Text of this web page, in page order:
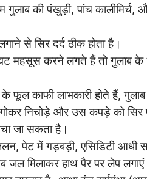
गुलाब की पंखुड़ी, पांच कालीमिर्च,
से सिर दर्द ठीक होता है।
महसूस करने लगते हैं तो गुलाब के
फूल काफी लाभकारी होते हैं,
निचोड़े और उस कपड़े को
जा सकता है।
पेट में गड़बड़ी, एसिडिटी आधी
जल मिलाकर हाथ पैर पर लेप